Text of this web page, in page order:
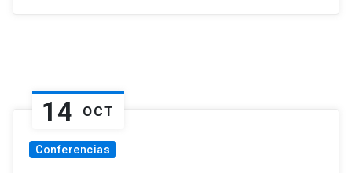
14 OCT
Conferencias